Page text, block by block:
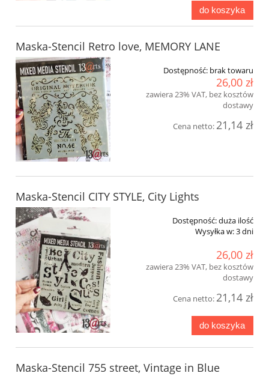
do koszyka
Maska-Stencil Retro love, MEMORY LANE
Dostępność: brak towaru
26,00 zł
zawiera 23% VAT, bez kosztów
dostawy
Cena netto: 21,14 zł
Maska-Stencil CITY STYLE, City Lights
Dostępność:duża ilość
Wysyłka w:3 dni
26,00 zł
zawiera 23% VAT, bez kosztów
dostawy
Cena netto: 21,14 zł
do koszyka
Maska-Stencil 755 street, Vintage in Blue